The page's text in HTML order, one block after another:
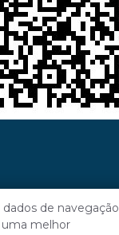
de navegação
uma melhor